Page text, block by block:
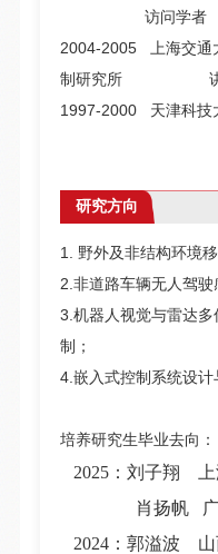
访问学者
2004-2005 上海交通
制研究所 讲
1997-2000 天津科技
助教
研究方向
1. 野外及非结构环境
2.非道路车辆无人驾驶
3.机器人视觉与雷达
制；
4.嵌入式控制系统设计
培养研究生毕业去向：
2025：刘子翔
肖扬帆 广东美
2024：郭溢波